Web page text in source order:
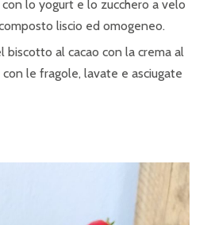
lo yogurt e lo zucchero a velo
liscio ed omogeneo.
biscotto al cacao con la crema al
le fragole, lavate e asciugate